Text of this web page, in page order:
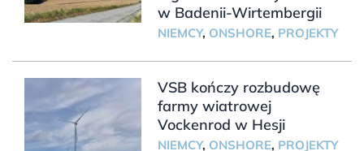
w Badenii-Wirtembergii
NIEMCY, ONSHORE, PROJEKTY
VSB kończy rozbudowę
farmy wiatrowej
Vockenrod w Hesji
NIEMCY, ONSHORE, PROJEKTY